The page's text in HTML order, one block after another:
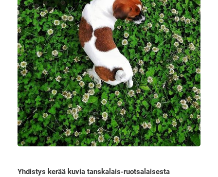
Yhdistys kerää kuvia tanskalais-ruotsalaisesta